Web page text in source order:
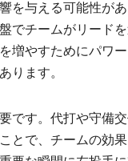
を与える可能性が
でチームがリード
増やすためにパワ
ります。
です。代打や守備
とで、チームの効